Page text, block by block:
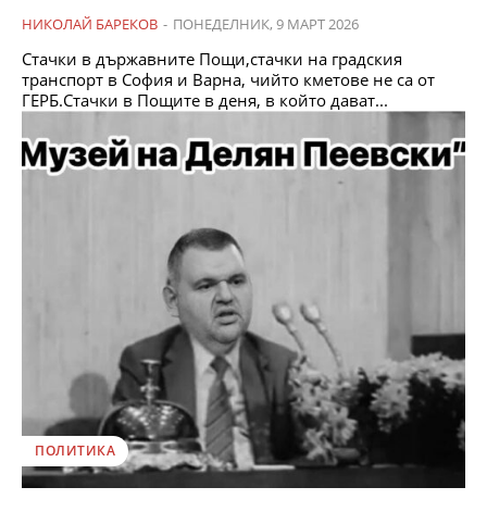
НИКОЛАЙ БАРЕКОВ - ПОНЕДЕЛНИК, 9 МАРТ 2026
Стачки в държавните Пощи,стачки на градския
транспорт в София и Варна, чийто кметове не са от
ГЕРБ.Стачки в Пощите в деня, в който дават...
ПОЛИТИКА